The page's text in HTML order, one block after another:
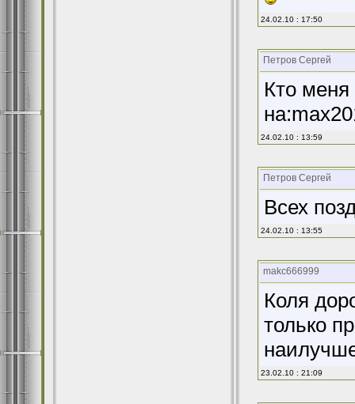
24.02.10 : 17:50
Петров Сергей
Кто
24.02.10 : 13:59
Петров Сергей
Всех
24.02.10 : 13:55
makc666999
Коля
только
23.02.10 : 21:09